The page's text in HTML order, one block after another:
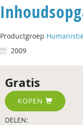
Productgroep
2009
Gratis
KOPEN
DELEN: